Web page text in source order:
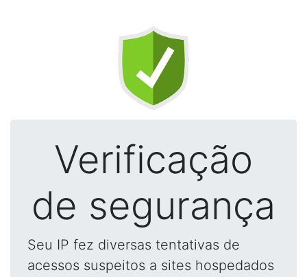
Verificação
de segurança
Seu IP fez diversas tentativas de
acessos suspeitos a sites hospedados